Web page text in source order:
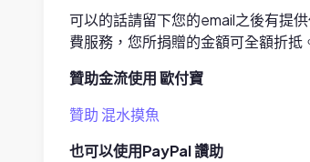
可以的話請留下您的email之後有提
費服務，您所捐贈的金額可全額折抵
贊助金流使用 歐付寶
贊助 混水摸魚
也可以使用PayPal 讚助